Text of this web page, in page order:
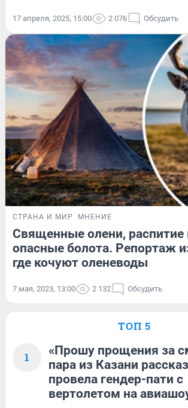
17 апреля, 2025, 15:00 2 076 Обсудить
СТРАНА И МИР МНЕНИЕ
Священные олени, распитие
опасные болота. Репортаж
где кочуют оленеводы
7 мая, 2023, 13:00 2 132 Обсудить
ТОП 5
1
«Прошу прощения за
пара из Казани
провела гендер-пати с
вертолетом на